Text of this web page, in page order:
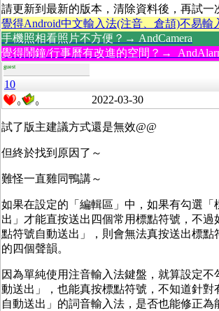
請更新到最新的版本，清除資料後，再試一
覺得Android中文輸入法(注音、倉頡)不易輸
手機照相看照片不方便？→ AndCamera
覺得鬧鐘/行事曆有改進的空間？→
guest
10
0 0 2022-03-30
試了版主建議方式還是無效@@
但終於找到原因了～
難怪一直雞同鴨講～
如果在設定的「編輯區」中，如果有勾選「
出」才能直按送出四個常用標點符號，不過
點符號自動送出」，則會無法真按送出標點
的四個聲韻。
因為單純使用注音輸入法鍵盤，就算設定不
動送出」，也能真按標點符號，不知道針對
自動送出」的詞音輸入法，是否也能修正為